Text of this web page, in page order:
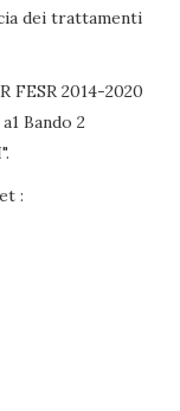
dei trattamenti
2014-2020
Bando 2
: